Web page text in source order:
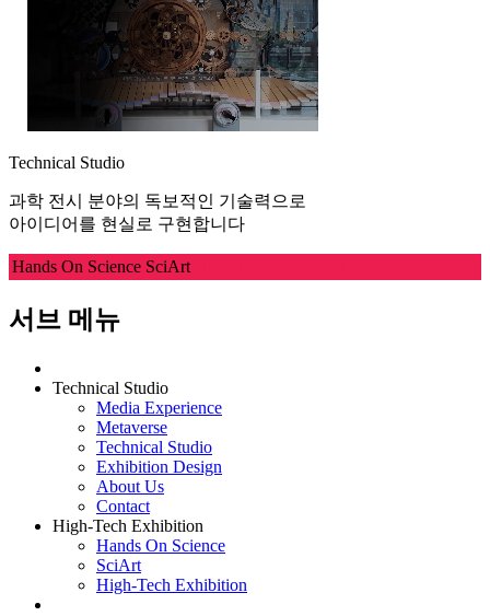
Technical Studio
과학 전시 분야의 독보적인 기술력으로
아이디어를 현실로 구현합니다
Hands On Science SciArt
서브 메뉴
Technical Studio
Media Experience
Metaverse
Technical Studio
Exhibition Design
About Us
Contact
High-Tech Exhibition
Hands On Science
SciArt
High-Tech Exhibition